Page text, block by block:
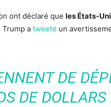
ont déclaré que les États-
Trump a tweeté un
DE
DE DOLLARS